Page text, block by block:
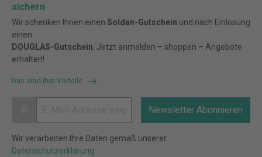
sichern
Wir schenken Ihnen einen Soldan-Gutschein und nach Einlösung
einen
DOUGLAS-Gutschein . Jetzt anmelden – shoppen – Angebote
erhalten!
Das sind Ihre Vorteile
Newsletter Abonnieren
Wir verarbeiten Ihre Daten gemäß unserer
Datenschutzerklärung